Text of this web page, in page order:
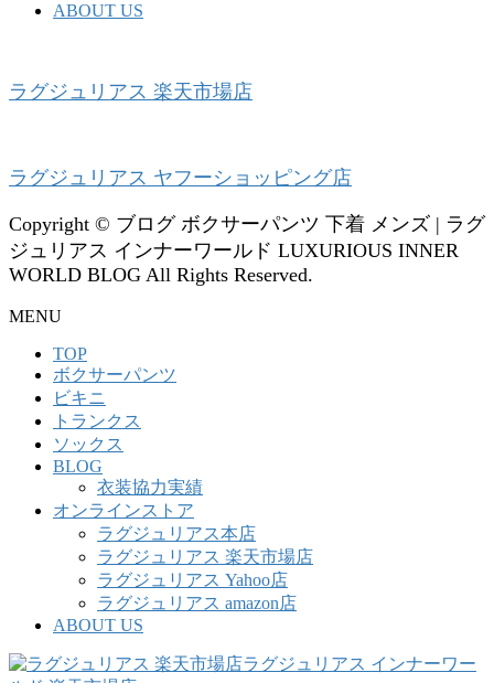
ABOUT US
ラグジュリアス 楽天市場店
ラグジュリアス ヤフーショッピング店
Copyright © ブログ ボクサーパンツ 下着 メンズ | ラグ
ジュリアス インナーワールド LUXURIOUS INNER
WORLD BLOG All Rights Reserved.
MENU
TOP
ボクサーパンツ
ビキニ
トランクス
ソックス
BLOG
衣装協力実績
オンラインストア
ラグジュリアス本店
ラグジュリアス 楽天市場店
ラグジュリアス Yahoo店
ラグジュリアス amazon店
ABOUT US
ラグジュリアス インナーワー